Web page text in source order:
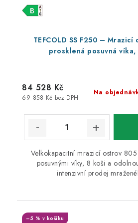
TEFCOLD SS F250 – Mrazicí
prosklená posuvná
Na
69 858 Kč bez DPH
84 528 Kč
Velkokapacitní mrazicí ostrov
posuvnými víky, 8 koši a
intenzivní prodej
–5 % v košíku